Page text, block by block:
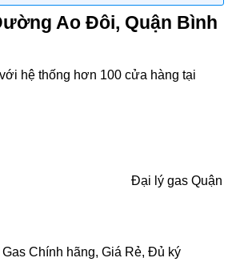
Ao Đôi, Quận Bình
với hệ thống hơn 100 cửa hàng tại
Đại lý gas Quận
Chính hãng, Giá Rẻ, Đủ ký